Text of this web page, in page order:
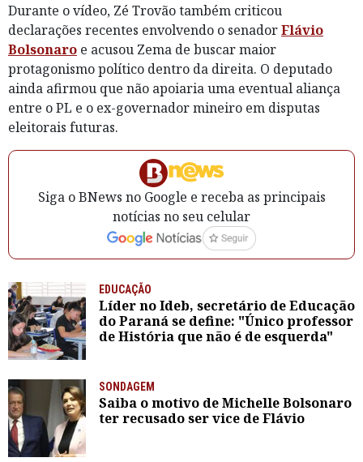
Durante o vídeo, Zé Trovão também criticou
declarações recentes envolvendo o senadorFlávio
Bolsonaro e acusou Zema de buscar maior
protagonismo político dentro da direita. O deputado
ainda afirmou que não apoiaria uma eventual aliança
entre o PL e o ex-governador mineiro em disputas
eleitorais futuras.
Siga o BNews no Google e receba as principais
notícias no seu celular
EDUCAÇÃO
Líder no Ideb, secretário de Educação
do Paraná se define: "Único professor
de História que não é de esquerda"
SONDAGEM
Saiba o motivo de Michelle Bolsonaro
ter recusado ser vice de Flávio